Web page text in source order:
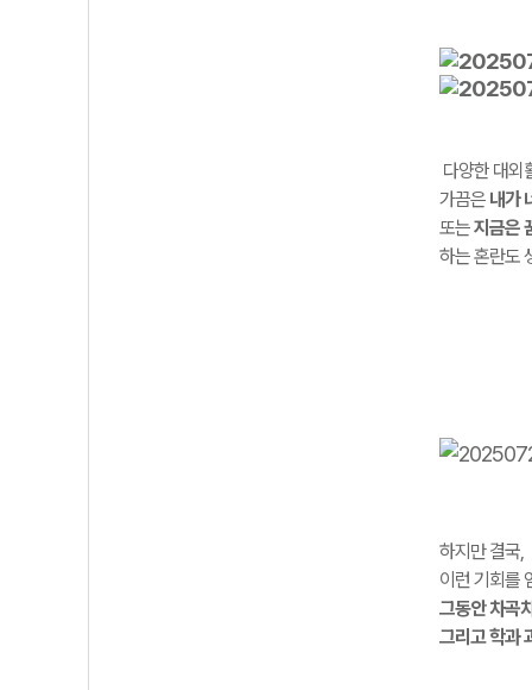
다양한 대외
가끔은 내가
또는지금은
하는 혼란도
하지만 결국,
이런 기회를
그동안 차곡
그리고 학과